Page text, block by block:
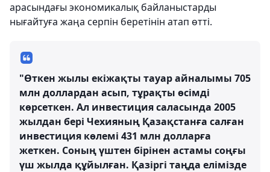
арасындағы экономикалық байланыстарды
нығайтуға жаңа серпін беретінін атап өтті.
"Өткен жылы екіжақты тауар айналымы 705
млн доллардан асып, тұрақты өсімді
көрсеткен. Ал инвестиция саласында 2005
жылдан бері Чехияның Қазақстанға салған
инвестиция көлемі 431 млн долларға
жеткен. Соның үштен бірінен астамы соңғы
үш жылда құйылған. Қазіргі таңда елімізде